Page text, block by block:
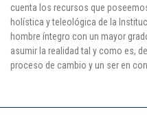
cuenta los recursos que
holística y teleológica de la
hombre íntegro con un mayor
asumir la realidad tal y como es,
proceso de cambio y un ser en